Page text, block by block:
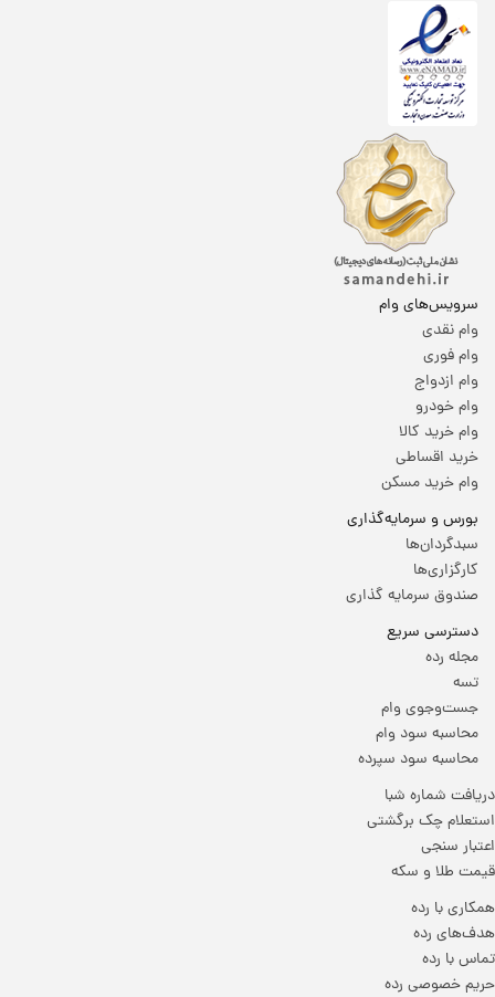
سرویس‌های وام
وام نقدی
وام فوری
وام ازدواج
وام خودرو
وام خرید کالا
خرید اقساطی
وام خرید مسکن
بورس و سرمایه‌گذاری
سبدگردان‌ها
کارگزاری‌ها
صندوق سرمایه گذاری
دسترسی سریع
مجله رده
تسه
جست‌وجوی وام
محاسبه سود وام
محاسبه سود سپرده
دریافت شماره شبا
استعلام چک برگشتی
اعتبار سنجی
قیمت طلا و سکه
همکاری با رده
هدف‌های رده
تماس‌ با‌ رده
حریم خصوصی رده